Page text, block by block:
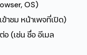
OS)
าชม หน้าเพจที่เปิด)
(เช่น ชื่อ อีเมล